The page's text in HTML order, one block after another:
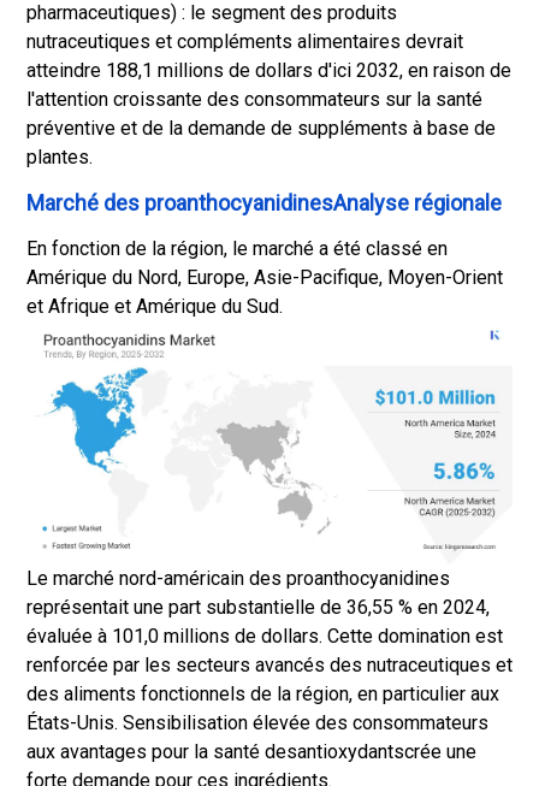
pharmaceutiques) : le segment des produits
nutraceutiques et compléments alimentaires devrait
atteindre 188,1 millions de dollars d'ici 2032, en raison de
l'attention croissante des consommateurs sur la santé
préventive et de la demande de suppléments à base de
plantes.
Marché des proanthocyanidinesAnalyse régionale
En fonction de la région, le marché a été classé en
Amérique du Nord, Europe, Asie-Pacifique, Moyen-Orient
et Afrique et Amérique du Sud.
Le marché nord-américain des proanthocyanidines
représentait une part substantielle de 36,55 % en 2024,
évaluée à 101,0 millions de dollars. Cette domination est
renforcée par les secteurs avancés des nutraceutiques et
des aliments fonctionnels de la région, en particulier aux
États-Unis. Sensibilisation élevée des consommateurs
aux avantages pour la santé desantioxydantscrée une
forte demande pour ces ingrédients.